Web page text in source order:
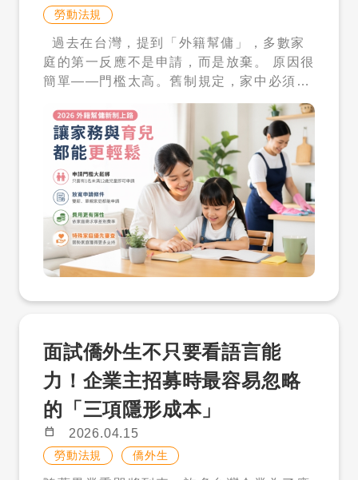
勞動法規
過去在台灣，提到「外籍幫傭」，多數家
庭的第一反應不是申請，而是放棄。 原因很
簡單——門檻太高。舊制規定，家中必須同
時有 3 名 6 歲以下幼童，或符合複雜的點
數制度，才有資格申請。對現代多數家庭而
言，這樣的條件幾乎不可能達成，也讓外籍
幫傭制度長期停留在「存在，但用不到」的
狀態。 然而，隨著雙薪家庭成為主流、少子
化問題日益嚴重，以及國小學童課後照顧缺
口逐漸浮現，政府也開始正視這個制度與現
實之間的落差。 因此，2026 年外籍幫傭新
制正式上路，成為台灣家庭支持政策的一個
重要轉折點。 一、門檻大幅下降：從少數
家中有 1 名未滿 12 歲的兒童，即符合申請
資格。這個改變，直接將原本「3 名幼童」
的高門檻，大幅下修，讓原本被排除在外的
大量雙薪家庭正式納入制度。 這不只是條件
上的調整，更是政策思維的轉變。過去制度
偏向「極端需求才支援」，而新制則開始轉
向「日常育兒也需要支持」。尤其是在國小
面試僑外生不只要看語言能
力！企業主招募時最容易忽略
的「三項隱形成本」
calendar_today 2026.04.15
勞動法規 僑外生